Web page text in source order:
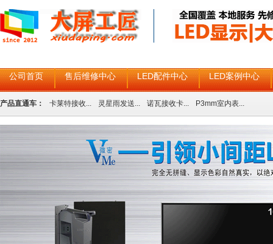
公司首页 售后维修中心 LED配件中心 LED案例中心
产品直通车： 卡莱特接收... 灵星雨发送... 诺瓦接收卡... P3mm室内表...